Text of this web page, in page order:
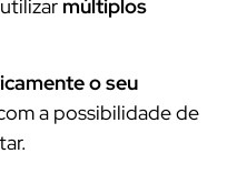
múltiplos
o seu
a possibilidade de